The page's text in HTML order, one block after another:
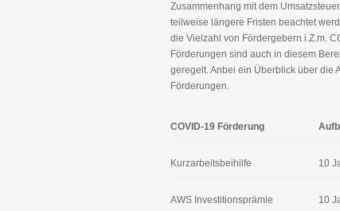
Zusammenhang mit dem
teilweise längere Fristen beachtet
die Vielzahl von Fördergebern i.Z.m.
Förderungen sind auch in diesem
geregelt. Anbei ein Überblick über die
Förderungen.
COVID-19 Förderung
Kurzarbeitsbeihilfe 10
AWS Investitionsprämie 10